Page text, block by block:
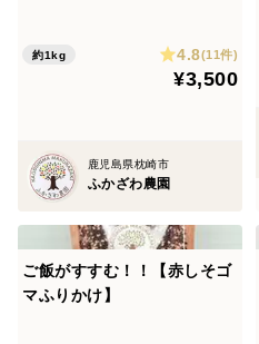
約1kg 4.8(11件)
¥3,500
鹿児島県枕崎市
ふかざわ農園
ご飯がすすむ！！【赤しそゴ
マふりかけ】